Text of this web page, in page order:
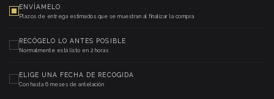
ENVÍAMELO
Plazos de entrega estimados que se muestran al finalizar la compra
RECÓGELO LO ANTES POSIBLE
Normalmente está listo en 2 horas
ELIGE UNA FECHA DE RECOGIDA
Con hasta 6 meses de antelación